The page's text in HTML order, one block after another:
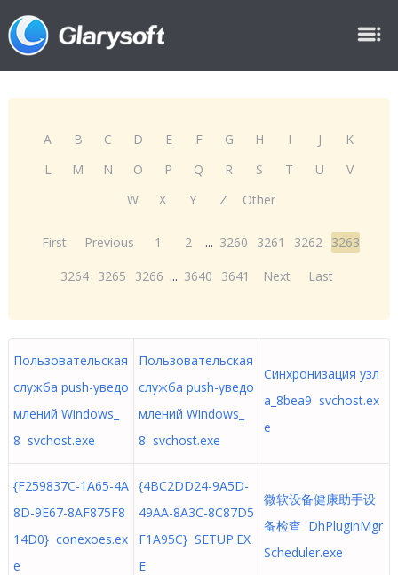
A B C D E F G H I J
K
L
M N O P Q R S T U
V
W
X Y Z Other
First Previous 1 2 ... 3260 3261 3262 3263
3264 3265 3266 ... 3640 3641 Next Last
Пользовательская
служба push-уведо
млений Windows_
8 svchost.exe
Пользовательская
служба push-уведо
млений Windows_
8 svchost.exe
Синхронизация узл
а_8bea9 svchost.ex
e
{F259837C-1A65-4A
8D-9E67-8AF875F8
14D0} conexoes.ex
e
{4BC2DD24-9A5D-
49AA-8A3C-8C87D5
F1A95C} SETUP.EX
E
微软设备健康助手设
备检查 DhPluginMgr
Scheduler.exe